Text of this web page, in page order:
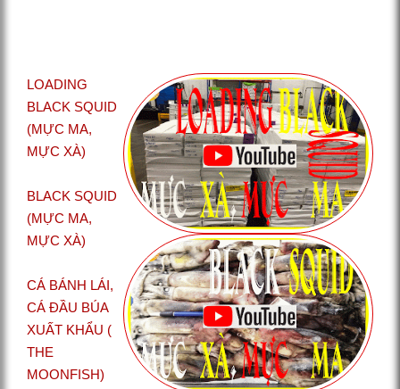
LOADING
BLACK SQUID
(MỰC MA,
MỰC XÀ)
BLACK SQUID
(MỰC MA,
MỰC XÀ)
CÁ BÁNH LÁI,
CÁ ĐẦU BÚA
XUẤT KHẨU (
THE
MOONFISH)